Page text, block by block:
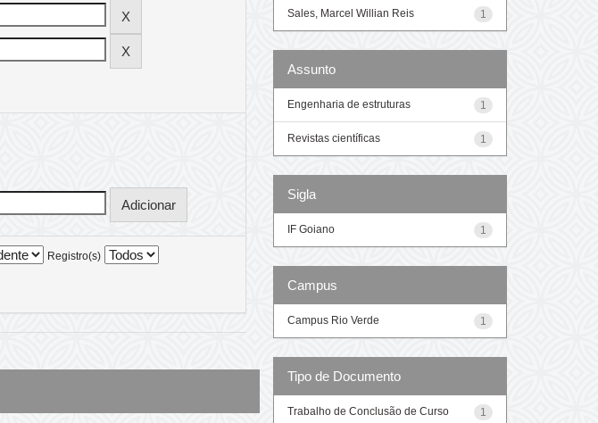
Registro(s)
1
Sales, Marcel Willian Reis
Assunto
1
Engenharia de estruturas
1
Revistas científicas
Sigla
1
IF Goiano
Campus
1
Campus Rio Verde
Tipo de Documento
1
Trabalho de Conclusão de Curso